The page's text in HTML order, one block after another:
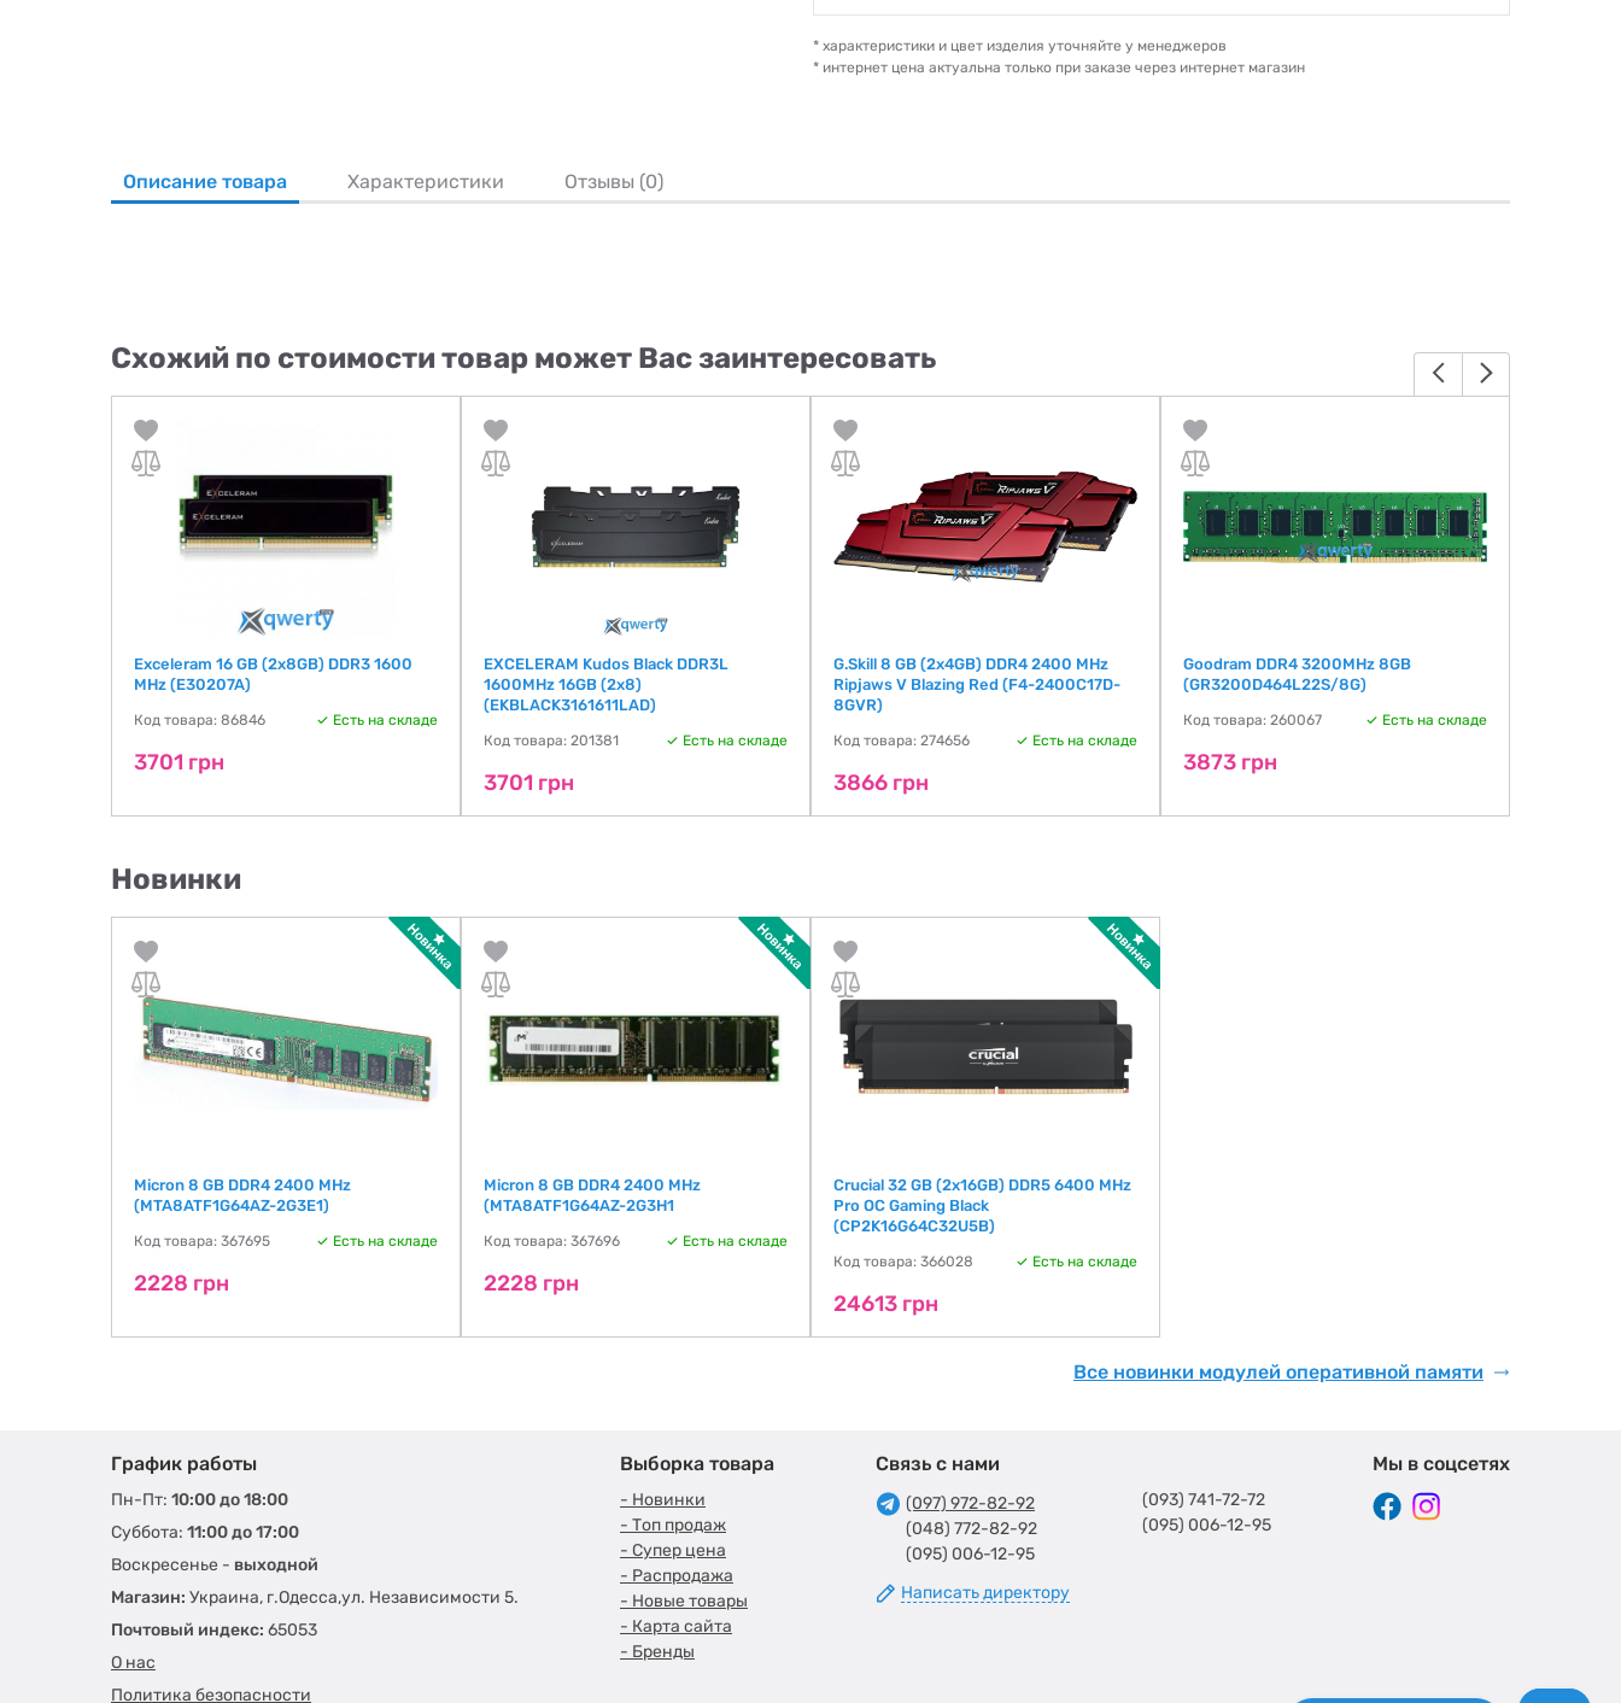
* характеристики и цвет изделия уточняйте у менеджеров
* интернет цена актуальна только при заказе через интернет магазин
Описание товара Характеристики Отзывы (0)
Схожий по стоимости товар может Вас заинтересовать
Exceleram 16 GB (2x8GB) DDR3 1600
MHz (E30207A)
Код товара: 86846 Есть на складе
3701 грн
EXCELERAM Kudos Black DDR3L
1600MHz 16GB (2x8)
(EKBLACK3161611LAD)
Код товара: 201381 Есть на складе
3701 грн
G.Skill 8 GB (2x4GB) DDR4 2400 MHz
Ripjaws V Blazing Red (F4-2400C17D-
8GVR)
Код товара: 274656 Есть на складе
3866 грн
Goodram DDR4 3200MHz 8GB
(GR3200D464L22S/8G)
Код товара: 260067 Есть на складе
3873 грн
Новинки
Micron 8 GB DDR4 2400 MHz
(MTA8ATF1G64AZ-2G3E1)
Код товара: 367695 Есть на складе
2228 грн
Micron 8 GB DDR4 2400 MHz
(MTA8ATF1G64AZ-2G3H1
Код товара: 367696 Есть на складе
2228 грн
Crucial 32 GB (2x16GB) DDR5 6400 MHz
Pro OC Gaming Black
(CP2K16G64C32U5B)
Код товара: 366028 Есть на складе
24613 грн
Все новинки модулей оперативной памяти
График работы
Пн-Пт: 10:00 до 18:00
Суббота: 11:00 до 17:00
Воскресенье - выходной
Магазин: Украина, г.Одесса,ул. Независимости 5.
Почтовый индекс: 65053
О нас
Политика безопасности
Выборка товара
- Новинки
- Топ продаж
- Супер цена
- Распродажа
- Новые товары
- Карта сайта
- Бренды
Связь с нами
(097) 972-82-92
(048) 772-82-92
(095) 006-12-95
Написать директору
(093) 741-72-72
(095) 006-12-95
Мы в соцсетях